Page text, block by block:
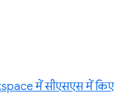
में सीएसएस में किए